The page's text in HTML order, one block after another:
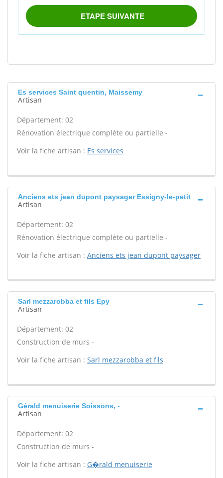
Es services Saint quentin, Maissemy
Artisan
Département: 02
Rénovation électrique complète ou partielle -
Voir la fiche artisan : Es services
Anciens ets jean dupont paysager Essigny-le-petit
Artisan
Département: 02
Rénovation électrique complète ou partielle -
Voir la fiche artisan : Anciens ets jean dupont paysager
Sarl mezzarobba et fils Epy
Artisan
Département: 02
Construction de murs -
Voir la fiche artisan : Sarl mezzarobba et fils
Gérald menuiserie Soissons, -
Artisan
Département: 02
Construction de murs -
Voir la fiche artisan : G�rald menuiserie